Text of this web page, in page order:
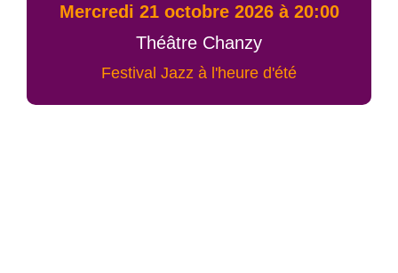
mercredi 21 octobre 2026 à 20:00
Théâtre Chanzy
Festival Jazz à l'heure d'été